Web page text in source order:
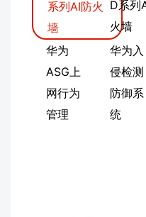
系列AI防火
墙
D系列
火墙
华为
ASG上
网行为
管理
华为入
侵检测
防御系
统